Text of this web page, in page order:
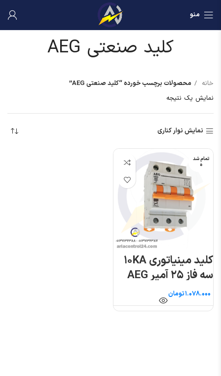
منو
کلید صنعتی AEG
خانه
محصولات برچسب خورده “کلید صنعتی AEG”
نمایش یک نتیجه
نمایش نوار کناری
تمام شد
ه
کلید مینیاتوری ۱۰KA
سه فاز ۲۵ آمپر AEG
تومان